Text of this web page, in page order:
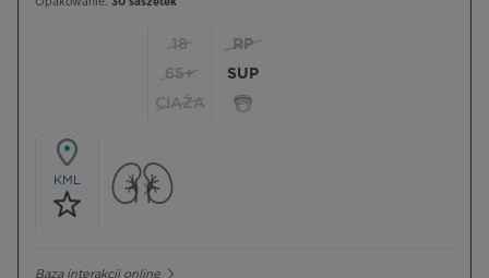
Opakowanie: 30 saszetek
18
65+
CIĄŻA
RP
SUP
KML
Baza interakcji online